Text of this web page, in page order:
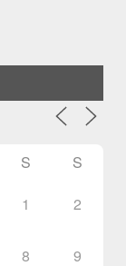
S S
1 2
8 9